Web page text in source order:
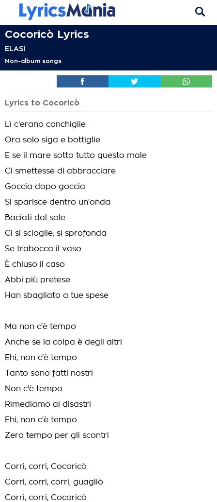
Cocoricò Lyrics
ELASI
Non-album songs
Lyrics to Cocoricò
Lì c'erano conchiglie
Ora solo siga e bottiglie
E se il mare sotto tutto questo male
Ci smettesse di abbracciare
Goccia dopo goccia
Si sparisce dentro un'onda
Baciati dal sole
Ci si scioglie, si sprofonda
Se trabocca il vaso
È chiuso il caso
Abbi più pretese
Han sbagliato a tue spese
Ma non c'è tempo
Anche se la colpa è degli altri
Ehi, non c'è tempo
Tanto sono fatti nostri
Non c'è tempo
Rimediamo ai disastri
Ehi, non c'è tempo
Zero tempo per gli scontri
Corri, corri, Cocoricò
Corri, corri, corri, guagliò
Corri, corri, Cocoricò